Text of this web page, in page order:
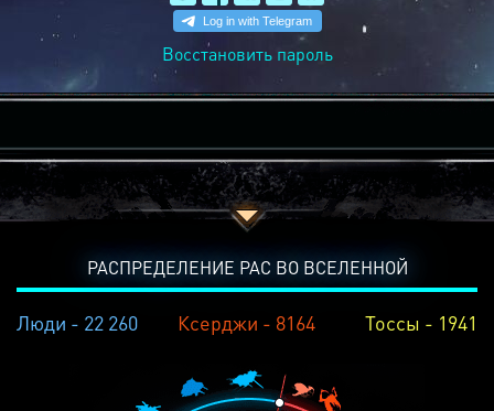
Восстановить пароль
РАСПРЕДЕЛЕНИЕ РАС ВО ВСЕЛЕННОЙ
Люди - 22 260 Ксерджи - 8164 Тоссы - 1941